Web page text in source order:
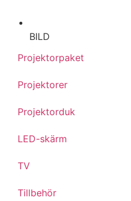
BILD
Projektorpaket
Projektorer
Projektorduk
LED-skärm
TV
Tillbehör